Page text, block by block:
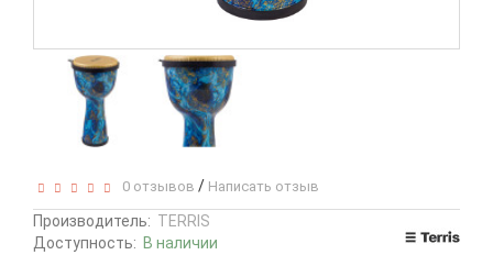
0 отзывов / Написать отзыв
Производитель: TERRIS
Доступность: В наличии